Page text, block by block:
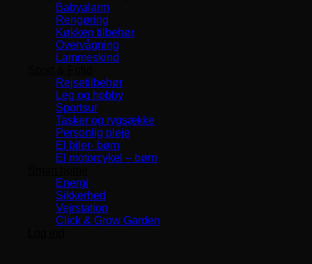
Babyalarm
Rengøring
Køkken tilbehør
Overvågning
Lammeskind
Rejsetilbehør
Leg og hobby
Sportsur
Tasker og rygsække
Personlig pleje
El biler- børn
El motorcykel – børn
Energi
Sikkerhed
Vejrstation
Click & Grow Garden